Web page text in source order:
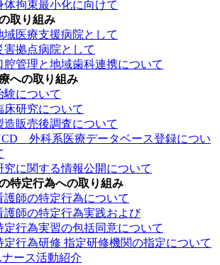
体拘束最小化に向けて
取り組み
域医療支援病院として
害拠点病院として
腔管理と地域歯科連携について
への取り組み
験について
床研究について
造販売後調査について
外科系医療データベース登録につい
究に関する情報公開について
特定行為への取り組み
護師の特定行為について
護師の特定行為実践および
定行為実習の包括同意について
定行為研修 指定研修機関の指定について
ナース活動紹介